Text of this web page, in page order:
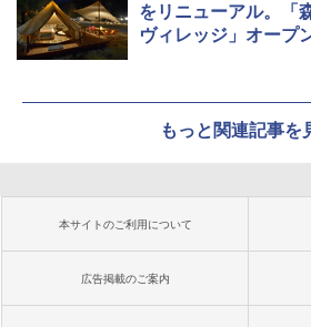
をリニューアル。「
ヴィレッジ」オープ
もっと関連記事を
本サイトのご利用について
広告掲載のご案内